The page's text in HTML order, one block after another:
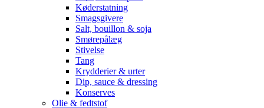
Køderstatning
Smagsgivere
Salt, bouillon & soja
Smørepålæg
Stivelse
Tang
Krydderier & urter
Dip, sauce & dressing
Konserves
Olie & fedtstof